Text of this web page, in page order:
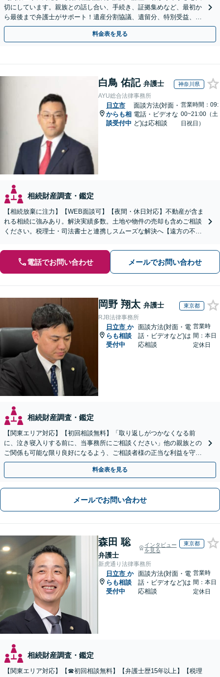
切にしています。親族との話し合い、手続き、証拠集めなど、最初か
ら最後まで弁護士がサポート！遺産分割協議、遺留分、特別受益、使
い込み、相続放棄など、お任せ【弁護士歴15年以上】
料金表を見る
白鳥 佑記 弁護士 神奈川県
AYU総合法律事務所
日立市
からも相
談受付中
面談方法(対面・
電話・ビデオな
ど)は応相談
営業時間：09:
00~21:00（土
日祝日）
相続財産調査・鑑定
【相続放棄に注力】【WEB面談可】【夜間・休日対応】不動産が含ま
れる相続に強みあり。解決実績多数。土地や物件の売却も含めご相談
ください。税理士・司法書士と連携しスムーズな解決へ【遠方の不動
電話でお問い合わせ メールでお問い合わせ
岡野 翔太 弁護士 東京都
RJB法律事務所
日立市 か
らも相談
受付中
面談方法(対面・電
話・ビデオなど)は
応相談
営業時
間：本日
定休日
相続財産調査・鑑定
【関東エリア対応】【初回相談無料】「取り返しがつかなくなる前
に、泣き寝入りする前に、当事務所にご相談ください」他の親族との
ご関係も可能な限り良好になるよう、ご相談者様の正当な利益を守り
つつ、双方が納得できる着地点を探ります。
料金表を見る
メールでお問い合わせ
森田 聡
弁護士
インタビュー
を見る
東京都
新虎通り法律事務所
日立市 か
らも相談
受付中
面談方法(対面・電
話・ビデオなど)は
応相談
営業時
間：本日
定休日
相続財産調査・鑑定
【関東エリア対応】【☎︎初回相談無料】【弁護士歴15年以上】【税理